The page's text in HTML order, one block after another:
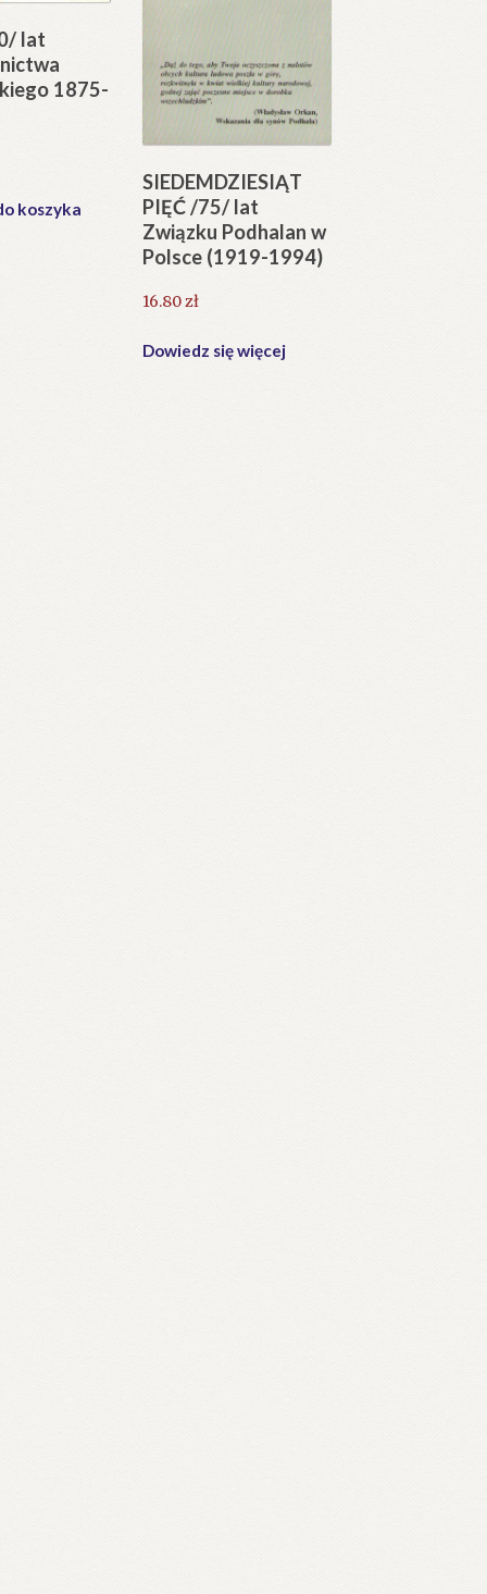
lat
1875-
koszyka
SIEDEMDZIESIĄT
PIĘĆ /75/ lat
Związku Podhalan w
Polsce (1919-1994)
16.80zł
Dowiedz się więcej